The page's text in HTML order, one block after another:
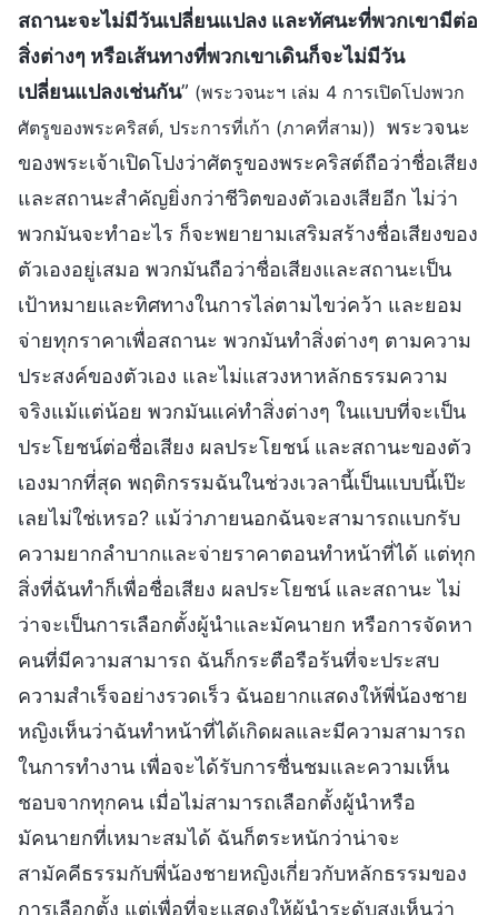
สถานะจะไม่มีวันเปลี่ยนแปลง และทัศนะที่พวกเขามีต่อ
สิ่งต่างๆ หรือเส้นทางที่พวกเขาเดินก็จะไม่มีวัน
เปลี่ยนแปลงเช่นกัน” (พระวจนะฯ เล่ม 4 การเปิดโปงพวก
ศัตรูของพระคริสต์, ประการที่เก้า (ภาคที่สาม)) พระวจนะ
ของพระเจ้าเปิดโปงว่าศัตรูของพระคริสต์ถือว่าชื่อเสียง
และสถานะสำคัญยิ่งกว่าชีวิตของตัวเองเสียอีก ไม่ว่า
พวกมันจะทำอะไร ก็จะพยายามเสริมสร้างชื่อเสียงของ
ตัวเองอยู่เสมอ พวกมันถือว่าชื่อเสียงและสถานะเป็น
เป้าหมายและทิศทางในการไล่ตามไขว่คว้า และยอม
จ่ายทุกราคาเพื่อสถานะ พวกมันทำสิ่งต่างๆ ตามความ
ประสงค์ของตัวเอง และไม่แสวงหาหลักธรรมความ
จริงแม้แต่น้อย พวกมันแค่ทำสิ่งต่างๆ ในแบบที่จะเป็น
ประโยชน์ต่อชื่อเสียง ผลประโยชน์ และสถานะของตัว
เองมากที่สุด พฤติกรรมฉันในช่วงเวลานี้เป็นแบบนี้เป๊ะ
เลยไม่ใช่เหรอ? แม้ว่าภายนอกฉันจะสามารถแบกรับ
ความยากลำบากและจ่ายราคาตอนทำหน้าที่ได้ แต่ทุก
สิ่งที่ฉันทำก็เพื่อชื่อเสียง ผลประโยชน์ และสถานะ ไม่
ว่าจะเป็นการเลือกตั้งผู้นำและมัคนายก หรือการจัดหา
คนที่มีความสามารถ ฉันก็กระตือรือร้นที่จะประสบ
ความสำเร็จอย่างรวดเร็ว ฉันอยากแสดงให้พี่น้องชาย
หญิงเห็นว่าฉันทำหน้าที่ได้เกิดผลและมีความสามารถ
ในการทำงาน เพื่อจะได้รับการชื่นชมและความเห็น
ชอบจากทุกคน เมื่อไม่สามารถเลือกตั้งผู้นำหรือ
มัคนายกที่เหมาะสมได้ ฉันก็ตระหนักว่าน่าจะ
สามัคคีธรรมกับพี่น้องชายหญิงเกี่ยวกับหลักธรรมของ
การเลือกตั้ง แต่เพื่อที่จะแสดงให้ผู้นำระดับสูงเห็นว่า